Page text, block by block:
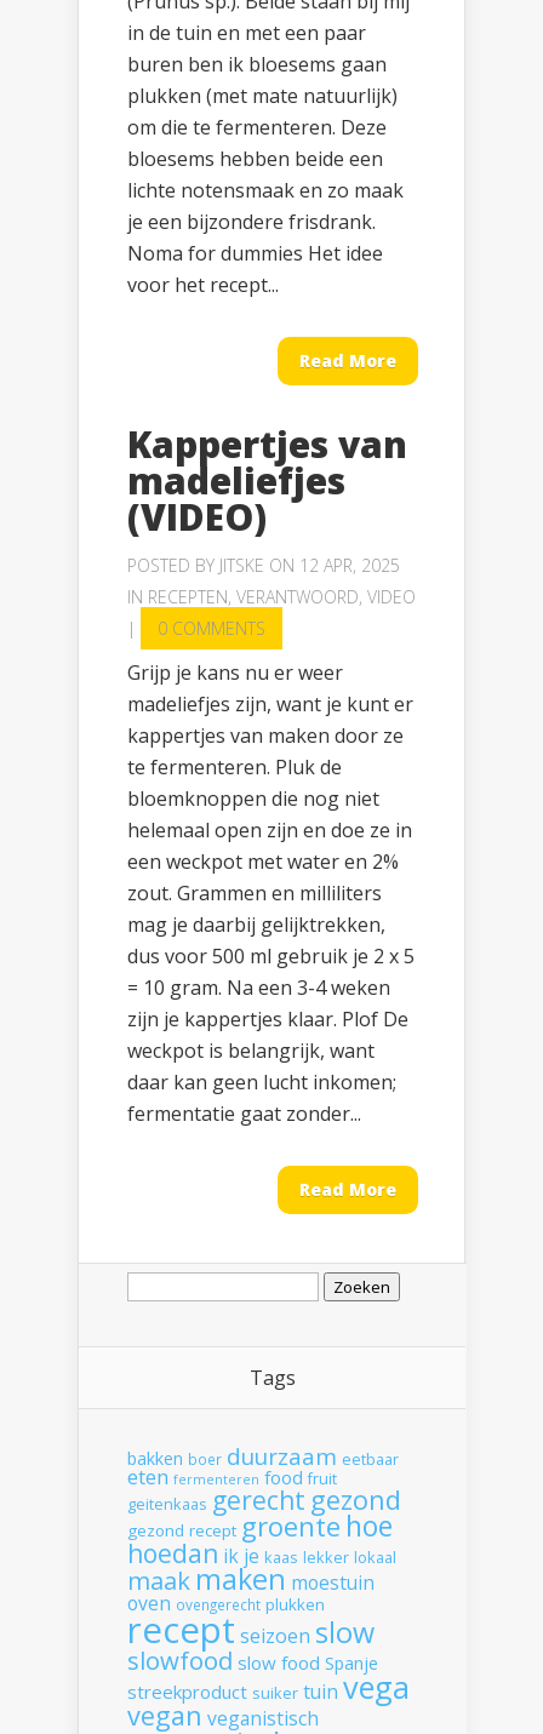
in de tuin en met een paar
buren ben ik bloesems gaan
plukken (met mate natuurlijk)
om die te fermenteren. Deze
bloesems hebben beide een
lichte notensmaak en zo maak
je een bijzondere frisdrank.
Noma for dummies Het idee
voor het recept...
Read More
Kappertjes van
madeliefjes
(VIDEO)
POSTED BY JITSKE ON 12 APR, 2025
IN RECEPTEN, VERANTWOORD, VIDEO
|
0 COMMENTS
Grijp je kans nu er weer
madeliefjes zijn, want je kunt er
kappertjes van maken door ze
te fermenteren. Pluk de
bloemknoppen die nog niet
helemaal open zijn en doe ze in
een weckpot met water en 2%
zout. Grammen en milliliters
mag je daarbij gelijktrekken,
dus voor 500 ml gebruik je 2 x 5
= 10 gram. Na een 3-4 weken
zijn je kappertjes klaar. Plof De
weckpot is belangrijk, want
daar kan geen lucht inkomen;
fermentatie gaat zonder...
Read More
Zoeken
Tags
bakken boer duurzaam eetbaar
eten fermenteren food fruit
geitenkaas gerecht gezond
gezond recept groente hoe
hoedan ik je kaas lekker lokaal
maak maken moestuin
oven ovengerecht plukken
recept seizoen slow
slowfood slow food Spanje
streekproduct suiker tuin vega
vegan veganistisch